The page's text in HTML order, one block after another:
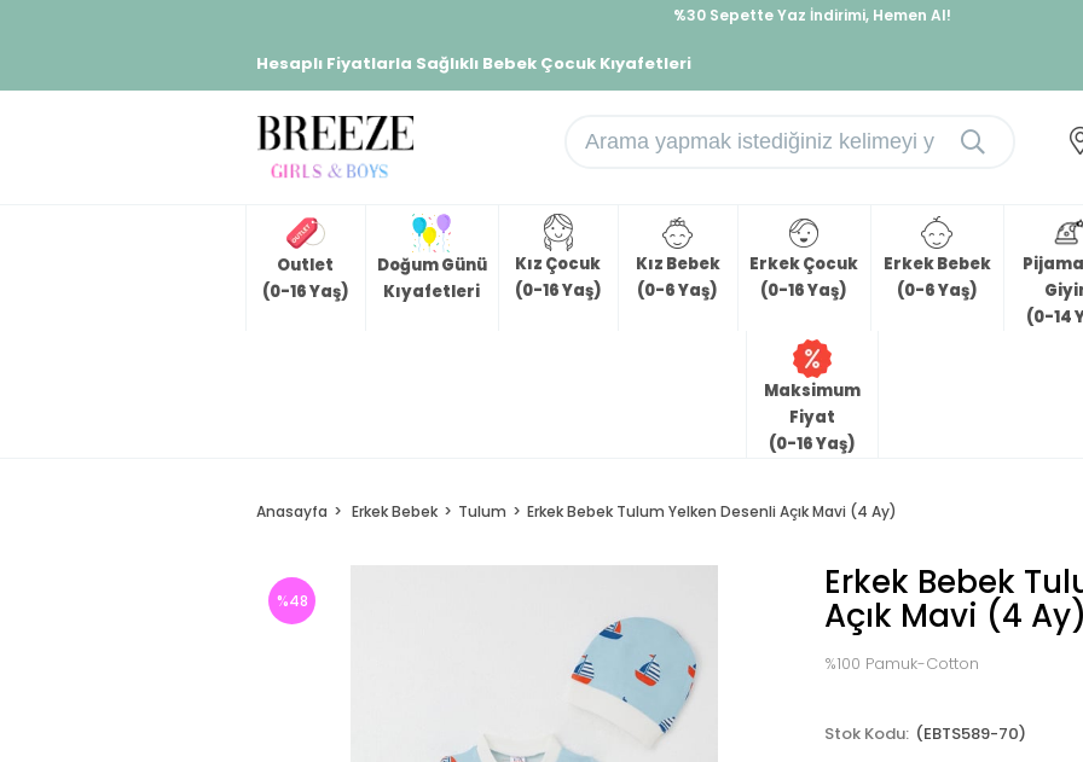
İndirimlere ek %10 İndirimi Kap, Hemen Üye Ol!
Hesaplı Fiyatlarla Sağlıklı Bebek Çocuk Kıyafetleri
Outlet
(0-16 Yaş)
Doğum Günü
Kıyafetleri
Kız Çocuk
(0-16 Yaş)
Kız Bebek
(0-6 Yaş)
Erkek Çocuk
(0-16 Yaş)
Erkek Bebek
(0-6 Yaş)
(0-14
Maksimum
Fiyat
(0-16 Yaş)
Anasayfa Erkek Bebek Tulum Erkek Bebek Tulum Yelken Desenli Açık Mavi (4 Ay)
%48 Erkek Bebek
Açık Mavi (4 Ay)
%100 Pamuk-Cotton
(EBTS589-70)